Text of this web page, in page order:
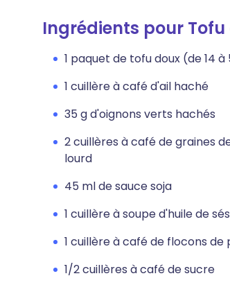
Copier le lien
Ingrédients pour
1 paquet de tofu doux (de 14
1 cuillère à café d'ail haché
35 g d'oignons verts hachés
2 cuillères à café de graines
lourd
45 ml de sauce soja
1 cuillère à soupe d'huile de
1 cuillère à café de flocons
1/2 cuillères à café de sucre